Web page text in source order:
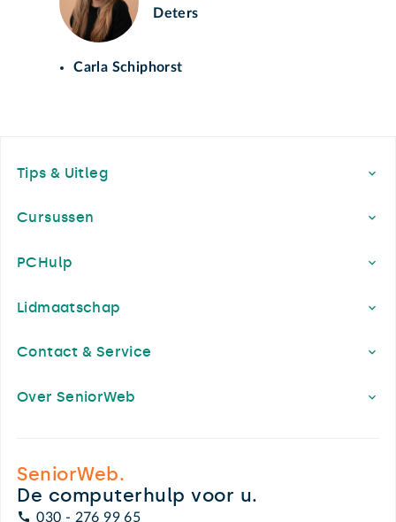
Deters
Carla Schiphorst
Tips & Uitleg
Cursussen
PCHulp
Lidmaatschap
Contact & Service
Over SeniorWeb
SeniorWeb.
De computerhulp voor u.
030 - 276 99 65